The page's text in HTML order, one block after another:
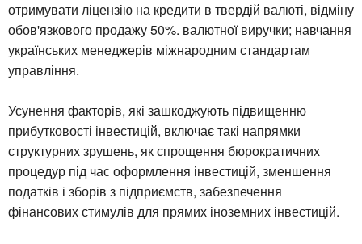
отримувати ліцензію на кредити в твердій валюті, відміну
обов'язкового продажу 50%. валютної виручки; навчання
українських менеджерів міжнародним стандартам
управління.
Усунення факторів, які зашкоджують підвищенню
прибутковості інвестицій, включає такі напрямки
структурних зрушень, як спрощення бюрократичних
процедур під час оформлення інвестицій, зменшення
податків і зборів з підприємств, забезпечення
фінансових стимулів для прямих іноземних інвестицій.